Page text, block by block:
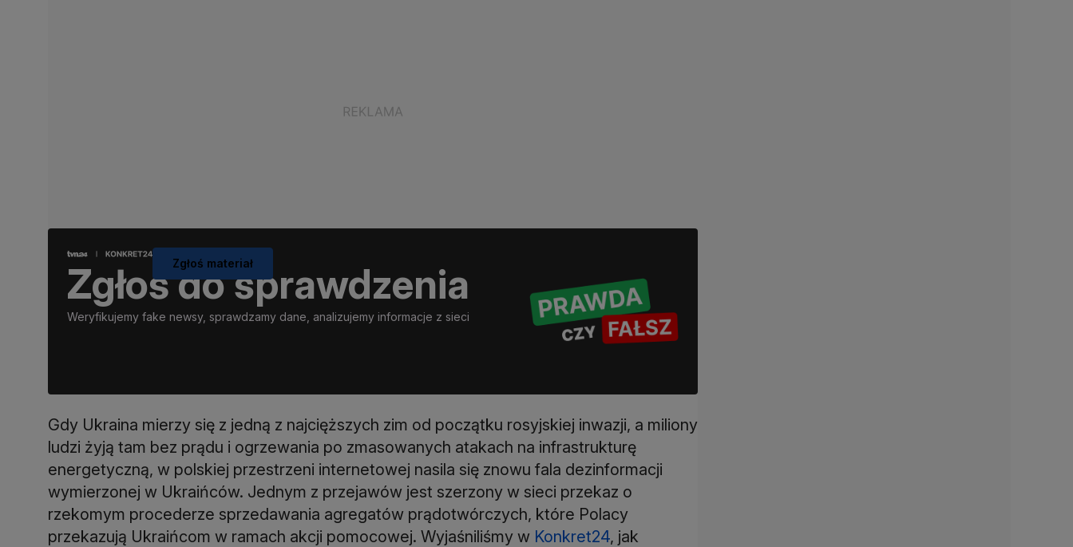
Zgłoś do sprawdzenia
Weryfikujemy fake newsy, sprawdzamy dane, analizujemy informacje z sieci
Zgłoś materiał
Gdy Ukraina mierzy się z jedną z najcięższych zim od początku rosyjskiej inwazji, a miliony
ludzi żyją tam bez prądu i ogrzewania po zmasowanych atakach na infrastrukturę
energetyczną, w polskiej przestrzeni internetowej nasila się znowu fala dezinformacji
wymierzonej w Ukraińców. Jednym z przejawów jest szerzony w sieci przekaz o
rzekomym procederze sprzedawania agregatów prądotwórczych, które Polacy
przekazują Ukraińcom w ramach akcji pomocowej. Wyjaśniliśmy w Konkret24, jak